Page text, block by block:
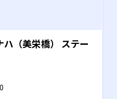
（美栄橋） ステー